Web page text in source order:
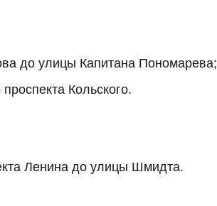
до улицы Капитана Пономарева;
Кольского.
Ленина до улицы Шмидта.